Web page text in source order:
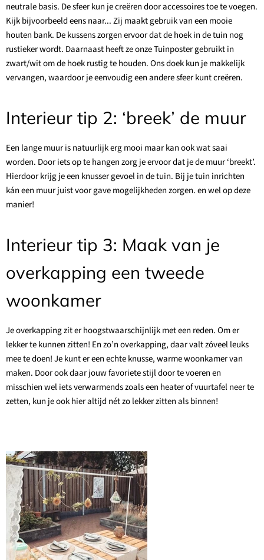
neutrale basis. De sfeer kun je creëren door accessoires toe te voegen.
Kijk bijvoorbeeld eens naar... Zij maakt gebruik van een mooie
houten bank. De kussens zorgen ervoor dat de hoek in de tuin nog
rustieker wordt. Daarnaast heeft ze onze Tuinposter gebruikt in
zwart/wit om de hoek rustig te houden. Ons doek kun je makkelijk
vervangen, waardoor je eenvoudig een andere sfeer kunt creëren.
Interieur tip 2: ‘breek’ de muur
Een lange muur is natuurlijk erg mooi maar kan ook wat saai
worden. Door iets op te hangen zorg je ervoor dat je de muur ‘breekt’.
Hierdoor krijg je een knusser gevoel in de tuin. Bij je tuin inrichten
kán een muur juist voor gave mogelijkheden zorgen. en wel op deze
manier!
Interieur tip 3: Maak van je
overkapping een tweede
woonkamer
Je overkapping zit er hoogstwaarschijnlijk met een reden. Om er
lekker te kunnen zitten! En zo’n overkapping, daar valt zóveel leuks
mee te doen! Je kunt er een echte knusse, warme woonkamer van
maken. Door ook daar jouw favoriete stijl door te voeren en
misschien wel iets verwarmends zoals een heater of vuurtafel neer te
zetten, kun je ook hier altijd nét zo lekker zitten als binnen!